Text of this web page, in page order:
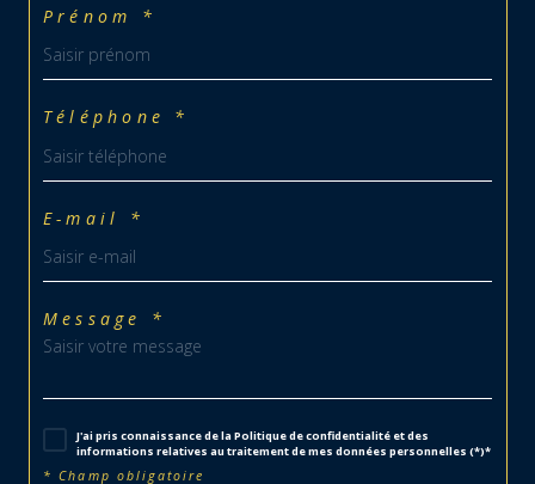
Prénom *
Téléphone *
E-mail *
Message *
J'ai pris connaissance de la Politique de confidentialité et des
informations relatives au traitement de mes données personnelles (*)*
* Champ obligatoire